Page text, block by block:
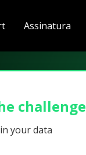
Assinatura
challenge
your data